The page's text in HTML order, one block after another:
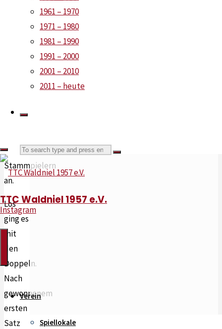
1961 – 1970
1971 – 1980
1981 – 1990
1991 – 2000
2001 – 2010
2011 – heute
Search
Search
TTC Waldniel 1957 e.V.
Instagram
Verein
Spiellokale
ausgerechnet
Mannschaften
vier
Stammpielern
an.
Los
ging es
mit
den
Doppeln.
Nach
gewonnenem
ersten
Satz